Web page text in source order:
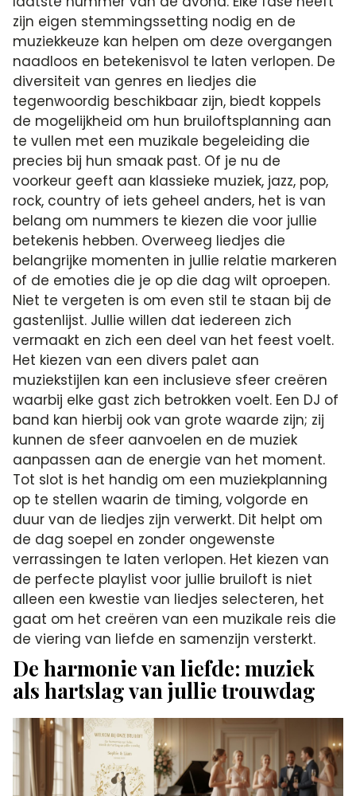
zijn eigen stemmingssetting nodig en de
muziekkeuze kan helpen om deze overgangen
naadloos en betekenisvol te laten verlopen. De
diversiteit van genres en liedjes die
tegenwoordig beschikbaar zijn, biedt koppels
de mogelijkheid om hun bruiloftsplanning aan
te vullen met een muzikale begeleiding die
precies bij hun smaak past. Of je nu de
voorkeur geeft aan klassieke muziek, jazz, pop,
rock, country of iets geheel anders, het is van
belang om nummers te kiezen die voor jullie
betekenis hebben. Overweeg liedjes die
belangrijke momenten in jullie relatie markeren
of de emoties die je op die dag wilt oproepen.
Niet te vergeten is om even stil te staan bij de
gastenlijst. Jullie willen dat iedereen zich
vermaakt en zich een deel van het feest voelt.
Het kiezen van een divers palet aan
muziekstijlen kan een inclusieve sfeer creëren
waarbij elke gast zich betrokken voelt. Een DJ of
band kan hierbij ook van grote waarde zijn; zij
kunnen de sfeer aanvoelen en de muziek
aanpassen aan de energie van het moment.
Tot slot is het handig om een muziekplanning
op te stellen waarin de timing, volgorde en
duur van de liedjes zijn verwerkt. Dit helpt om
de dag soepel en zonder ongewenste
verrassingen te laten verlopen. Het kiezen van
de perfecte playlist voor jullie bruiloft is niet
alleen een kwestie van liedjes selecteren, het
gaat om het creëren van een muzikale reis die
de viering van liefde en samenzijn versterkt.
De harmonie van liefde: muziek
als hartslag van jullie trouwdag